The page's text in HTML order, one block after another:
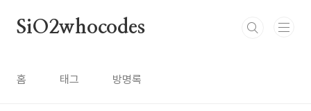
SiO2whocodes
홈 태그 방명록